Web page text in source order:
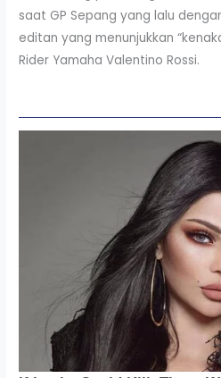
saat GP Sepang yang lalu
editan yang menunjukkan
Rider Yamaha Valentino Rossi.